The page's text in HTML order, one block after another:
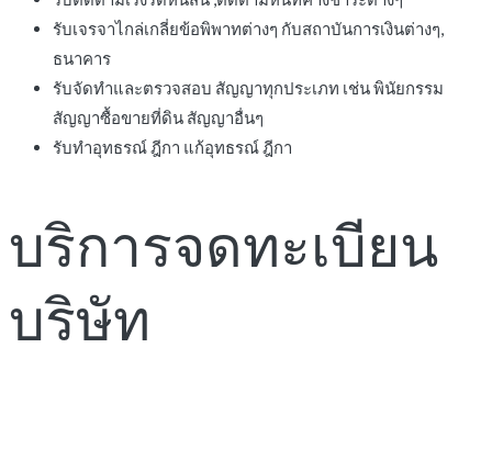
รับเจรจาไกล่เกลี่ยข้อพิพาทต่างๆ กับสถาบันการเงินต่างๆ,
ธนาคาร
รับจัดทำและตรวจสอบ สัญญาทุกประเภท เช่น พินัยกรรม
สัญญาซื้อขายที่ดิน สัญญาอื่นๆ
รับทำอุทธรณ์ ฎีกา แก้อุทธรณ์ ฎีกา
บริการจดทะเบียน
บริษัท